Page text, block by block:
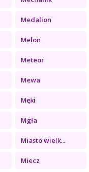
Medalion
Melon
Meteor
Mewa
Męki
Mgła
Miasto wielk...
Miecz